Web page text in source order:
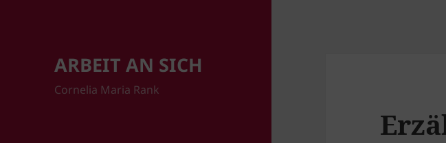
ARBEIT AN SICH
Cornelia Maria Rank